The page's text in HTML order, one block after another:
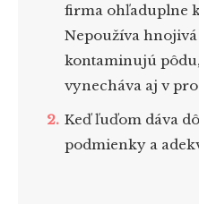
firma ohľaduplne
Nepoužíva
kontaminujú
vynecháva aj v
Keď ľuďom dáva
podmienky a